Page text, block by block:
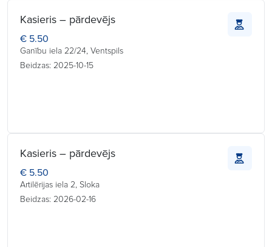
Kasieris – pārdevējs
€ 5.50
Ganību iela 22/24, Ventspils
Beidzas: 2025-10-15
Kasieris – pārdevējs
€ 5.50
Artilērijas iela 2, Sloka
Beidzas: 2026-02-16